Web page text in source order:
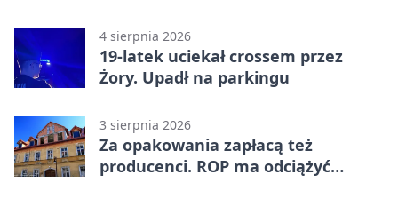
4 sierpnia 2026
19-latek uciekał crossem przez
Żory. Upadł na parkingu
3 sierpnia 2026
Za opakowania zapłacą też
producenci. ROP ma odciążyć